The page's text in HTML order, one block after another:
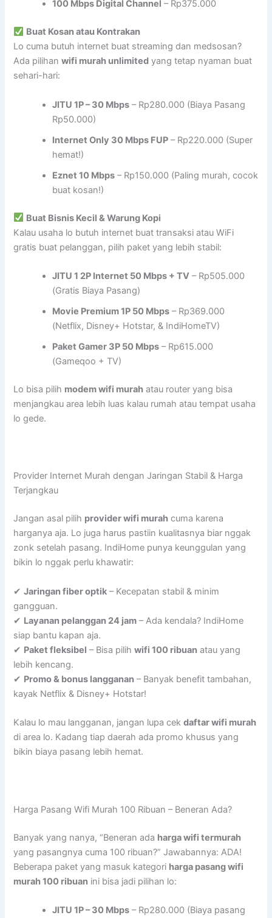
100 Mbps Digital Channel – Rp375.000
Buat Kosan atau Kontrakan
Lo cuma butuh internet buat streaming dan medsosan?
Ada pilihanwifi murah unlimited yang tetap nyaman buat
sehari-hari:
JITU 1P – 30 Mbps – Rp280.000 (Biaya Pasang
Rp50.000)
Internet Only 30 Mbps FUP – Rp220.000 (Super
hemat!)
Eznet 10 Mbps – Rp150.000 (Paling murah, cocok
buat kosan!)
Buat Bisnis Kecil & Warung Kopi
Kalau usaha lo butuh internet buat transaksi atau WiFi
gratis buat pelanggan, pilih paket yang lebih stabil:
JITU 1 2P Internet 50 Mbps + TV – Rp505.000
(Gratis Biaya Pasang)
Movie Premium 1P 50 Mbps – Rp369.000
(Netflix, Disney+ Hotstar, & IndiHomeTV)
Paket Gamer 3P 50 Mbps – Rp615.000
(Gameqoo + TV)
Lo bisa pilih modem wifi murah atau router yang bisa
menjangkau area lebih luas kalau rumah atau tempat usaha
lo gede.
Provider Internet Murah dengan Jaringan Stabil & Harga
Terjangkau
Jangan asal pilih provider wifi murah cuma karena
harganya aja. Lo juga harus pastiin kualitasnya biar nggak
zonk setelah pasang. IndiHome punya keunggulan yang
bikin lo nggak perlu khawatir:
✔Jaringan fiber optik – Kecepatan stabil & minim
gangguan.
✔ Layanan pelanggan 24 jam – Ada kendala? IndiHome
siap bantu kapan aja.
✔ Paket fleksibel – Bisa pilihwifi 100 ribuan atau yang
lebih kencang.
✔ Promo & bonus langganan – Banyak benefit tambahan,
kayak Netflix & Disney+ Hotstar!
Kalau lo mau langganan, jangan lupa cekdaftar wifi murah
di area lo. Kadang tiap daerah ada promo khusus yang
bikin biaya pasang lebih hemat.
Harga Pasang Wifi Murah 100 Ribuan – Beneran Ada?
Banyak yang nanya, “Beneran ada harga wifi termurah
yang pasangnya cuma 100 ribuan?” Jawabannya: ADA!
Beberapa paket yang masuk kategori harga pasang wifi
murah 100 ribuan ini bisa jadi pilihan lo:
JITU 1P – 30 Mbps – Rp280.000 (Biaya pasang